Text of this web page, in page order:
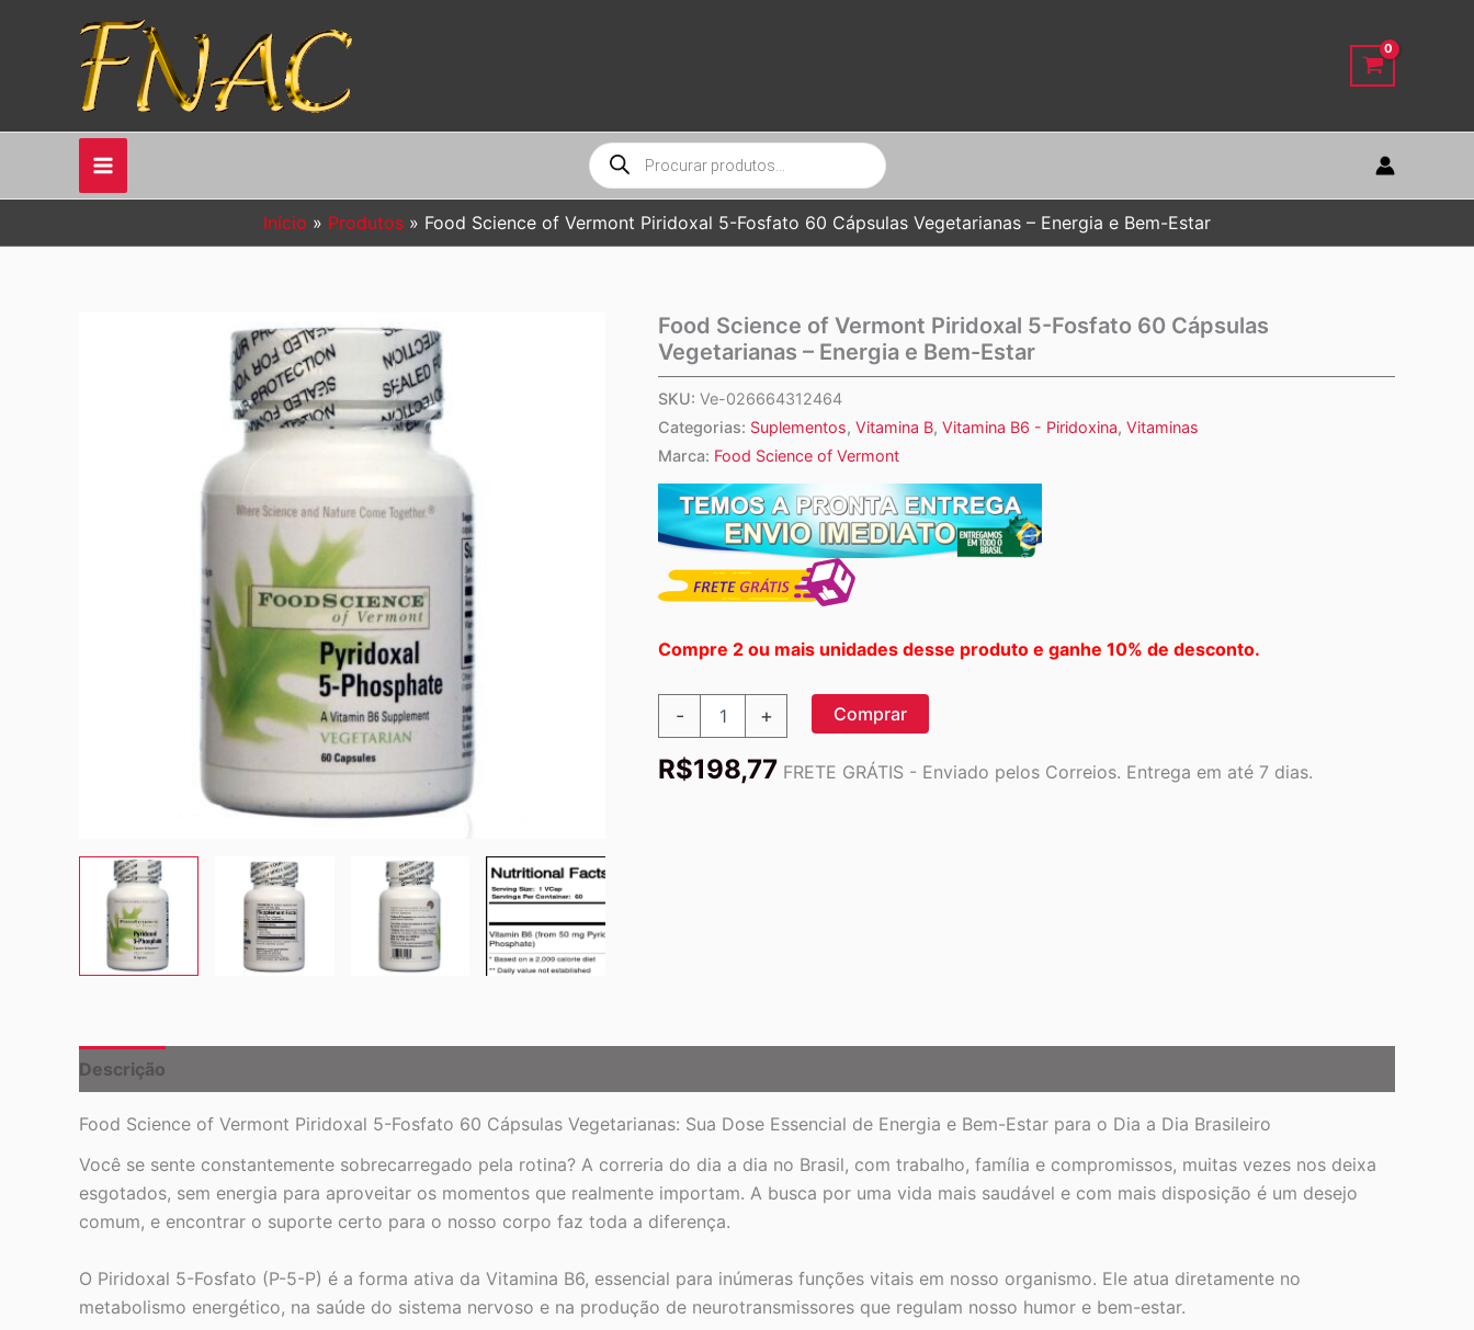
Pesquisar
produtos
Início Produtos Food Science of Vermont Piridoxal 5-Fosfato 60 Cápsulas Vegetarianas – Energia e Bem-Estar
Food Science of Vermont Piridoxal 5-Fosfato 60 Cápsulas
Vegetarianas – Energia e Bem-Estar
SKU: Ve-026664312464
Categorias: Suplementos, Vitamina B, Vitamina B6 - Piridoxina, Vitaminas
Marca: Food Science of Vermont
Compre 2 ou mais unidades desse produto e ganhe 10% de desconto.
-
Vermont
+ Comprar
R$198,77 FRETE GRÁTIS - Enviado pelos Correios. Entrega em até 7 dias.
Descrição
Food Science of Vermont Piridoxal 5-Fosfato 60 Cápsulas Vegetarianas: Sua Dose Essencial de Energia e Bem-Estar para o Dia a Dia Brasileiro
Você se sente constantemente sobrecarregado pela rotina? A correria do dia a dia no Brasil, com trabalho, família e compromissos, muitas vezes nos deixa
esgotados, sem energia para aproveitar os momentos que realmente importam. A busca por uma vida mais saudável e com mais disposição é um desejo
comum, e encontrar o suporte certo para o nosso corpo faz toda a diferença.
O Piridoxal 5-Fosfato (P-5-P) é a forma ativa da Vitamina B6, essencial para inúmeras funções vitais em nosso organismo. Ele atua diretamente no
metabolismo energético, na saúde do sistema nervoso e na produção de neurotransmissores que regulam nosso humor e bem-estar.